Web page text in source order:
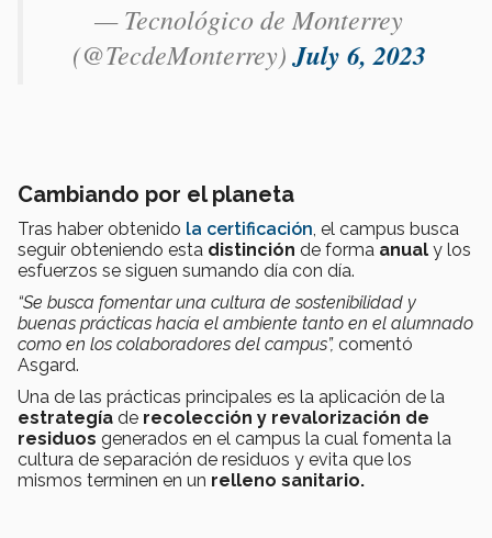
— Tecnológico de Monterrey
(@TecdeMonterrey)July 6, 2023
Cambiando por el planeta
Tras haber obtenido la certificación, el campus busca
seguir obteniendo esta distinción de forma anual y los
esfuerzos se siguen sumando día con día.
“Se busca fomentar una cultura de sostenibilidad y
buenas prácticas hacía el ambiente tanto en el alumnado
como en los colaboradores del campus”, comentó
Asgard.
Una de las prácticas principales es la aplicación de la
estrategía de recolección y revalorización de
residuos generados en el campus la cual fomenta la
cultura de separación de residuos y evita que los
mismos terminen en un relleno sanitario.